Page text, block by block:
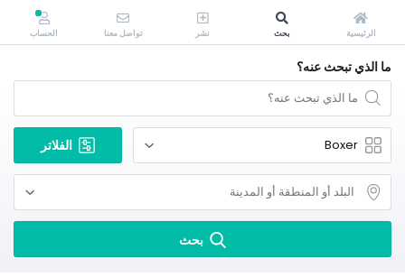
ما الذي تبحث عنه؟
الفلاتر
بحث
الرئيسية بحث نشر تواصل معنا الحساب